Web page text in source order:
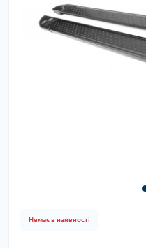
Немає в наявності